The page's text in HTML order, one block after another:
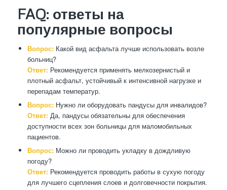
FAQ: ответы на
популярные вопросы
Вопрос:Какой вид асфальта лучше использовать возле
больниц?
Ответ:Рекомендуется применять мелкозернистый и
плотный асфальт, устойчивый к интенсивной нагрузке и
перепадам температур.
Вопрос:Нужно ли оборудовать пандусы для инвалидов?
Ответ:Да, пандусы обязательны для обеспечения
доступности всех зон больницы для маломобильных
пациентов.
Вопрос:Можно ли проводить укладку в дождливую
погоду?
Ответ:Рекомендуется проводить работы в сухую погоду
для лучшего сцепления слоев и долговечности покрытия.